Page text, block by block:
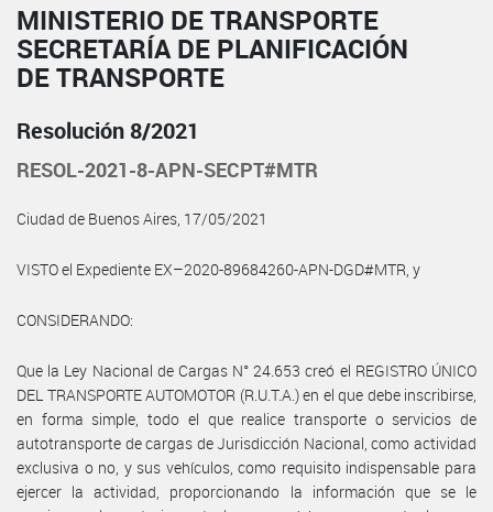
MINISTERIO DE TRANSPORTE
SECRETARÍA DE PLANIFICACIÓN
DE TRANSPORTE
Resolución 8/2021
RESOL-2021-8-APN-SECPT#MTR
Ciudad de Buenos Aires, 17/05/2021
VISTO el Expediente EX–2020-89684260-APN-DGD#MTR, y
CONSIDERANDO:
Que la Ley Nacional de Cargas N° 24.653 creó el REGISTRO ÚNICO
DEL TRANSPORTE AUTOMOTOR (R.U.T.A.) en el que debe inscribirse,
en forma simple, todo el que realice transporte o servicios de
autotransporte de cargas de Jurisdicción Nacional, como actividad
exclusiva o no, y sus vehículos, como requisito indispensable para
ejercer la actividad, proporcionando la información que se le